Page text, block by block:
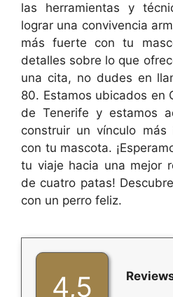
las herramientas y
lograr una convivencia
más fuerte con tu
detalles sobre lo que
una cita, no dudes en
80. Estamos ubicados en
de Tenerife y estamos
construir un vínculo
con tu mascota.
tu viaje hacia una mejor
de cuatro patas!
con un perro feliz.
4,5